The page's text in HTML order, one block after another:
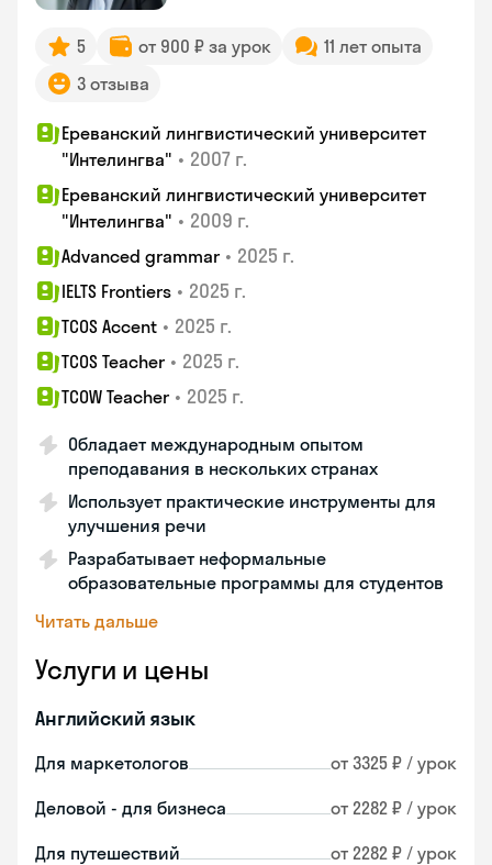
5 от 900 ₽ за урок
11 лет опыта
3 отзыва
Ереванский лингвистический университет
"Интелингва" • 2007 г.
Ереванский лингвистический университет
"Интелингва" • 2009 г.
Advanced grammar • 2025 г.
IELTS Frontiers • 2025 г.
TCOS Accent • 2025 г.
TCOS Teacher • 2025 г.
TCOW Teacher • 2025 г.
Обладает международным опытом
преподавания в нескольких странах
Использует практические инструменты для
улучшения речи
Разрабатывает неформальные
образовательные программы для студентов
Читать дальше
Услуги и цены
Английский язык
Для маркетологов от 3325 ₽ / урок
Деловой - для бизнеса от 2282 ₽ / урок
Для путешествий от 2282 ₽ / урок